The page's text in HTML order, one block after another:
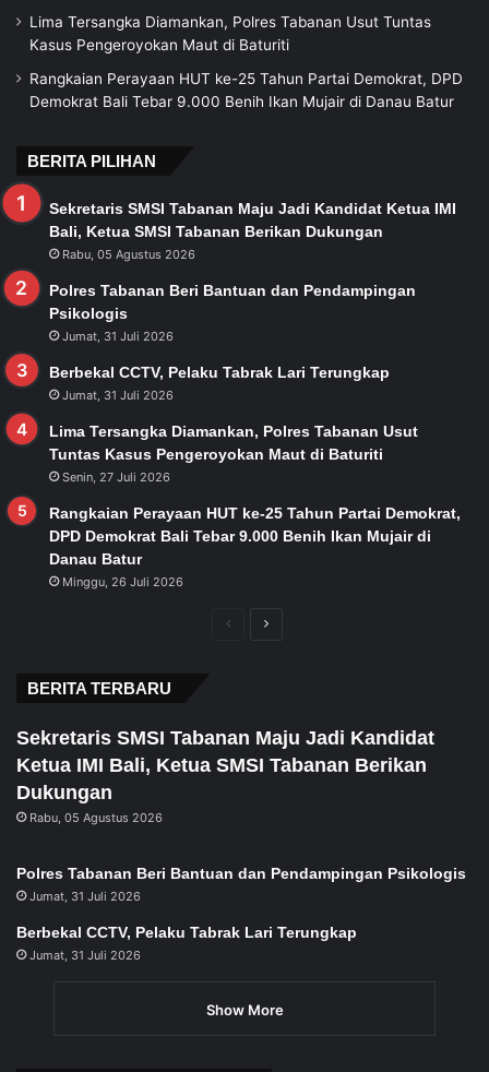
Lima Tersangka Diamankan, Polres Tabanan Usut Tuntas
Kasus Pengeroyokan Maut di Baturiti
Rangkaian Perayaan HUT ke-25 Tahun Partai Demokrat, DPD
Demokrat Bali Tebar 9.000 Benih Ikan Mujair di Danau Batur
BERITA PILIHAN
Sekretaris SMSI Tabanan Maju Jadi Kandidat Ketua IMI
Bali, Ketua SMSI Tabanan Berikan Dukungan
Rabu, 05 Agustus 2026
Polres Tabanan Beri Bantuan dan Pendampingan
Psikologis
Jumat, 31 Juli 2026
Berbekal CCTV, Pelaku Tabrak Lari Terungkap
Jumat, 31 Juli 2026
Lima Tersangka Diamankan, Polres Tabanan Usut
Tuntas Kasus Pengeroyokan Maut di Baturiti
Senin, 27 Juli 2026
Rangkaian Perayaan HUT ke-25 Tahun Partai Demokrat,
DPD Demokrat Bali Tebar 9.000 Benih Ikan Mujair di
Danau Batur
Minggu, 26 Juli 2026
PreviousNext
BERITA TERBARU
Sekretaris SMSI Tabanan Maju Jadi Kandidat
Ketua IMI Bali, Ketua SMSI Tabanan Berikan
Dukungan
Rabu, 05 Agustus 2026
Polres Tabanan Beri Bantuan dan Pendampingan Psikologis
Jumat, 31 Juli 2026
Berbekal CCTV, Pelaku Tabrak Lari Terungkap
Jumat, 31 Juli 2026
Show More